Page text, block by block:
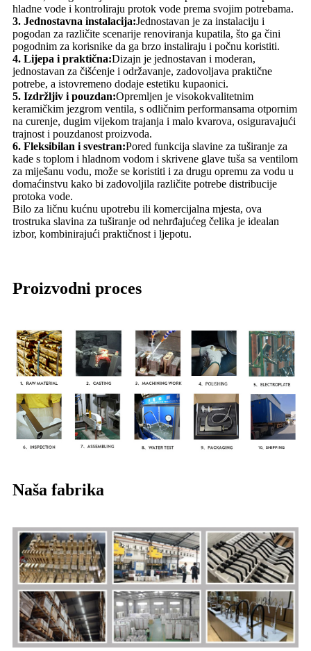
hladne vode i kontroliraju protok vode prema svojim potrebama.
3. Jednostavna instalacija:Jednostavan je za instalaciju i
pogodan za različite scenarije renoviranja kupatila, što ga čini
pogodnim za korisnike da ga brzo instaliraju i počnu koristiti.
4. Lijepa i praktična:Dizajn je jednostavan i moderan,
jednostavan za čišćenje i održavanje, zadovoljava praktične
potrebe, a istovremeno dodaje estetiku kupaonici.
5. Izdržljiv i pouzdan:Opremljen je visokokvalitetnim
keramičkim jezgrom ventila, s odličnim performansama otpornim
na curenje, dugim vijekom trajanja i malo kvarova, osiguravajući
trajnost i pouzdanost proizvoda.
6. Fleksibilan i svestran:Pored funkcija slavine za tuširanje za
kade s toplom i hladnom vodom i skrivene glave tuša sa ventilom
za miješanu vodu, može se koristiti i za drugu opremu za vodu u
domaćinstvu kako bi zadovoljila različite potrebe distribucije
protoka vode.
Bilo za ličnu kućnu upotrebu ili komercijalna mjesta, ova
trostruka slavina za tuširanje od nehrđajućeg čelika je idealan
izbor, kombinirajući praktičnost i ljepotu.
Proizvodni proces
Naša fabrika